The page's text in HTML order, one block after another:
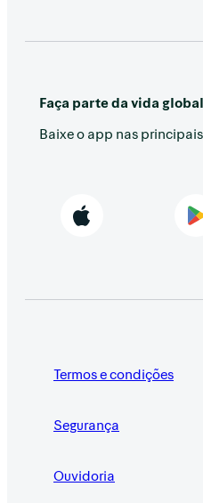
Faça parte da vida global
Baixe o app nas
Termos e condições
Segurança
Ouvidoria